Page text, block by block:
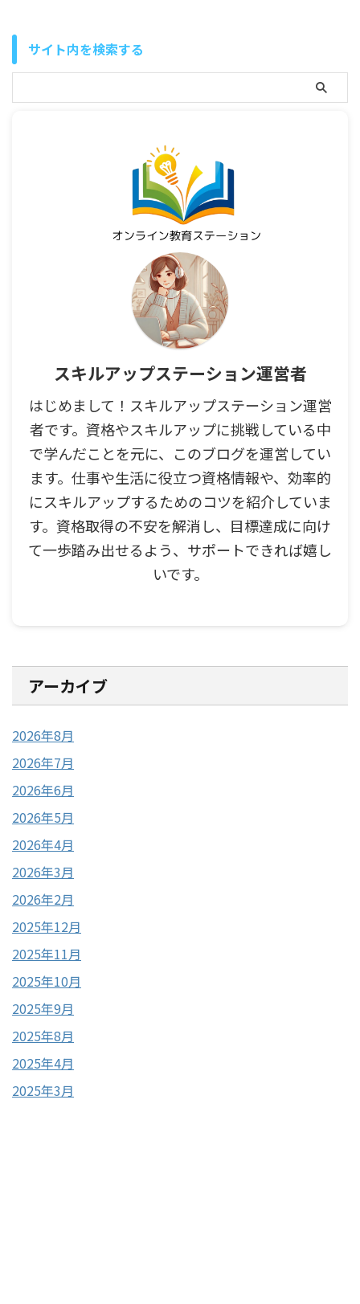
サイト内を検索する
スキルアップステーション運営者
はじめまして！スキルアップステーション運営
者です。資格やスキルアップに挑戦している中
で学んだことを元に、このブログを運営してい
ます。仕事や生活に役立つ資格情報や、効率的
にスキルアップするためのコツを紹介していま
す。資格取得の不安を解消し、目標達成に向け
て一歩踏み出せるよう、サポートできれば嬉し
いです。
アーカイブ
2026年8月
2026年7月
2026年6月
2026年5月
2026年4月
2026年3月
2026年2月
2025年12月
2025年11月
2025年10月
2025年9月
2025年8月
2025年4月
2025年3月